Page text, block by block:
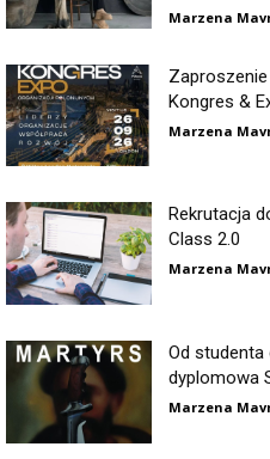
Marzena
Kongres &
Marzena
Rekrutacja
Class 2.0
Marzena
Od
dyplomowa
Marzena